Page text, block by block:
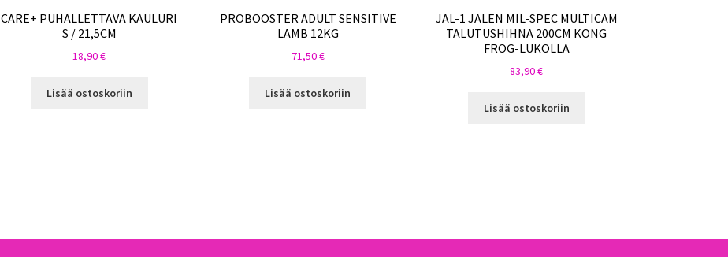
CARE+ PUHALLETTAVA KAULURI
S / 21,5CM
18,90€
Lisää ostoskoriin
PROBOOSTER ADULT SENSITIVE
LAMB 12KG
71,50€
Lisää ostoskoriin
JAL-1 JALEN MIL-SPEC MULTICAM
TALUTUSHIHNA 200CM KONG
FROG-LUKOLLA
83,90€
Lisää ostoskoriin